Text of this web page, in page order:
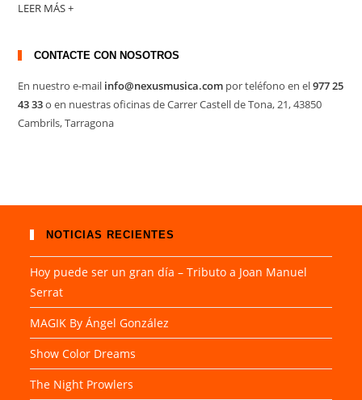
LEER MÁS +
CONTACTE CON NOSOTROS
En nuestro e-mail info@nexusmusica.com por teléfono en el977 25
43 33o en nuestras oficinas de Carrer Castell de Tona, 21, 43850
Cambrils, Tarragona
NOTICIAS RECIENTES
Hoy puede ser un gran día – Tributo a Joan Manuel
Serrat
MAGIK By Ángel González
Show Color Dreams
The Night Prowlers